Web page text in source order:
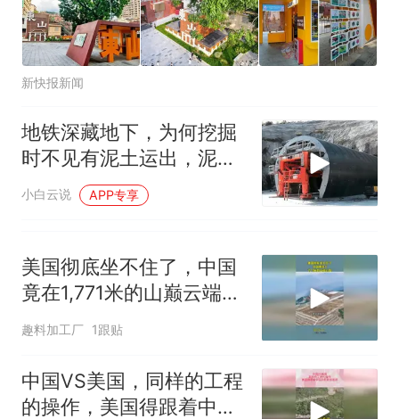
新快报新闻
地铁深藏地下，为何挖掘
时不见有泥土运出，泥土
都到哪里去了？
小白云说 APP专享
美国彻底坐不住了，中国
竟在1,771米的山巅云端，
架起超级机场
趣料加工厂 1跟贴
中国VS美国，同样的工程
的操作，美国得跟着中国